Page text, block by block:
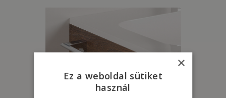
×
Ez a weboldal sütiket
használ